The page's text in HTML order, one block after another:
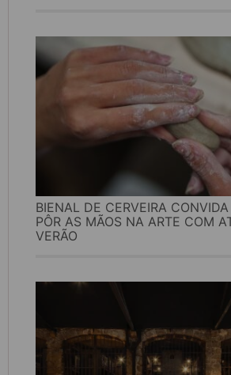
BIENAL DE CERVEIRA
PÔR AS MÃOS NA ARTE COM
VERÃO